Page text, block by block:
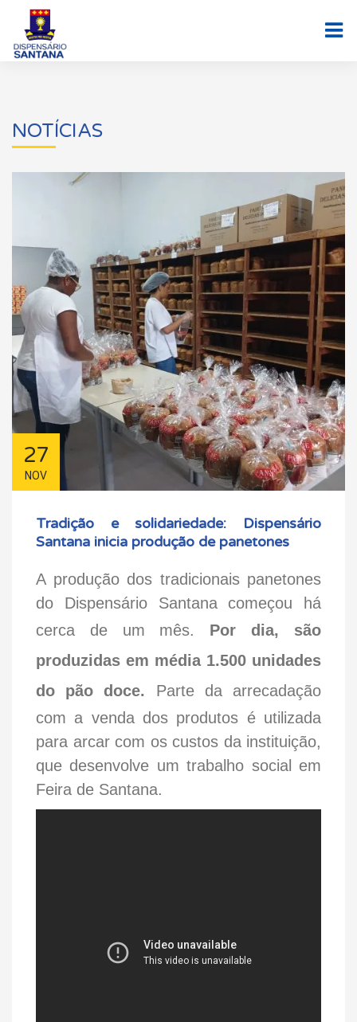
NOTÍCIAS
27
NOV
Tradição e solidariedade: Dispensário
Santana inicia produção de panetones
A produção dos tradicionais panetones
do Dispensário Santana começou há
cerca de um mês. Por dia, são
produzidas em média 1.500 unidades
do pão doce. Parte da arrecadação
com a venda dos produtos é utilizada
para arcar com os custos da instituição,
que desenvolve um trabalho social em
Feira de Santana.